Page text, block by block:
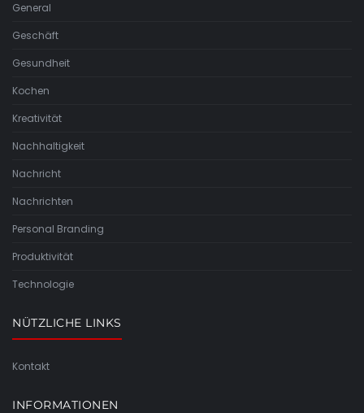
General
Geschäft
Gesundheit
Kochen
Kreativität
Nachhaltigkeit
Nachricht
Nachrichten
Personal Branding
Produktivität
Technologie
NÜTZLICHE LINKS
Kontakt
INFORMATIONEN